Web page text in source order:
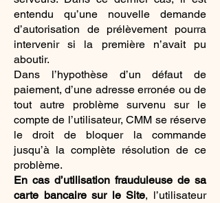
entendu qu’une nouvelle demande
d’autorisation de prélèvement pourra
intervenir si la première n’avait pu
aboutir.
Dans l’hypothèse d’un défaut de
paiement, d’une adresse erronée ou de
tout autre problème survenu sur le
compte de l’utilisateur, CMM se réserve
le droit de bloquer la commande
jusqu’à la complète résolution de ce
problème.
En cas d’utilisation frauduleuse de sa
carte bancaire sur le Site, l’utilisateur